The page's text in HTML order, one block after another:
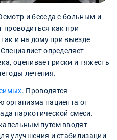
и беседа с больным и
проводиться как при
и на дому при выезде
определяет
оценивает риски и тяжесть
лечения.
. Проводятся
организма пациента от
наркотической смеси.
путем вводят
улучшения и стабилизации